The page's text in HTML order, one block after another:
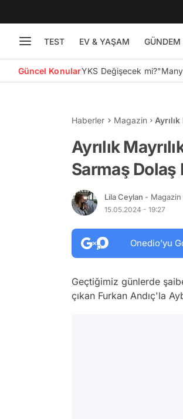
TEST EV & YAŞAM GÜNDEM
Güncel KonularYKS Değişecek mi?
Haberler Magazin
Ayrılık
Sarmaş Dolaş
Lila Ceylan - Magazin
15.05.2024 - 19:27
Onedio’yu
Geçtiğimiz günlerde
çıkan Furkan Andıç'la